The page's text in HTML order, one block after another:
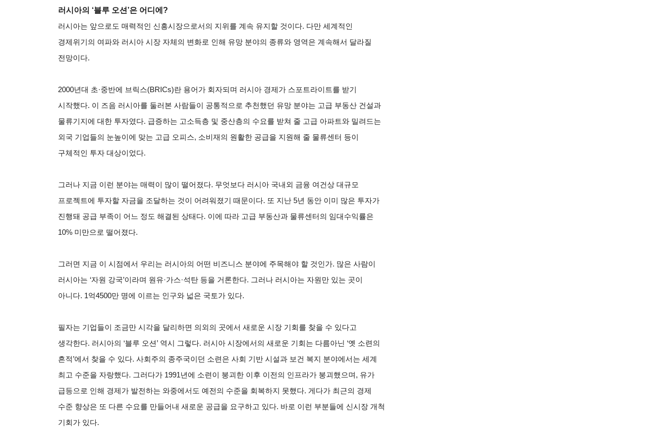
러시아의 ‘블루 오션’은 어디에?
러시아는 앞으로도 매력적인 신흥시장으로서의 지위를 계속 유지할 것이다. 다만 세계적인
경제위기의 여파와 러시아 시장 자체의 변화로 인해 유망 분야의 종류와 영역은 계속해서 달라질
전망이다.
2000년대 초·중반에 브릭스(BRICs)란 용어가 회자되며 러시아 경제가 스포트라이트를 받기
시작했다. 이 즈음 러시아를 둘러본 사람들이 공통적으로 추천했던 유망 분야는 고급 부동산 건설과
물류기지에 대한 투자였다. 급증하는 고소득층 및 중산층의 수요를 받쳐 줄 고급 아파트와 밀려드는
외국 기업들의 눈높이에 맞는 고급 오피스, 소비재의 원활한 공급을 지원해 줄 물류센터 등이
구체적인 투자 대상이었다.
그러나 지금 이런 분야는 매력이 많이 떨어졌다. 무엇보다 러시아 국내외 금융 여건상 대규모
프로젝트에 투자할 자금을 조달하는 것이 어려워졌기 때문이다. 또 지난 5년 동안 이미 많은 투자가
진행돼 공급 부족이 어느 정도 해결된 상태다. 이에 따라 고급 부동산과 물류센터의 임대수익률은
10% 미만으로 떨어졌다.
그러면 지금 이 시점에서 우리는 러시아의 어떤 비즈니스 분야에 주목해야 할 것인가. 많은 사람이
러시아는 ‘자원 강국’이라며 원유·가스·석탄 등을 거론한다. 그러나 러시아는 자원만 있는 곳이
아니다. 1억4500만 명에 이르는 인구와 넓은 국토가 있다.
필자는 기업들이 조금만 시각을 달리하면 의외의 곳에서 새로운 시장 기회를 찾을 수 있다고
생각한다. 러시아의 ‘블루 오션’ 역시 그렇다. 러시아 시장에서의 새로운 기회는 다름아닌 ‘옛 소련의
흔적’에서 찾을 수 있다. 사회주의 종주국이던 소련은 사회 기반 시설과 보건 복지 분야에서는 세계
최고 수준을 자랑했다. 그러다가 1991년에 소련이 붕괴한 이후 이전의 인프라가 붕괴했으며, 유가
급등으로 인해 경제가 발전하는 와중에서도 예전의 수준을 회복하지 못했다. 게다가 최근의 경제
수준 향상은 또 다른 수요를 만들어내 새로운 공급을 요구하고 있다. 바로 이런 부분들에 신시장 개척
기회가 있다.